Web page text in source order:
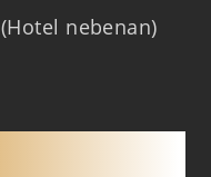
nebenan)